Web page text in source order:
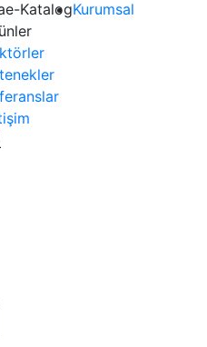
e-KatalogKurumsal